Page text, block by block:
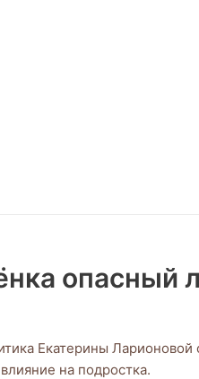
опасный
Екатерины
на подростка.